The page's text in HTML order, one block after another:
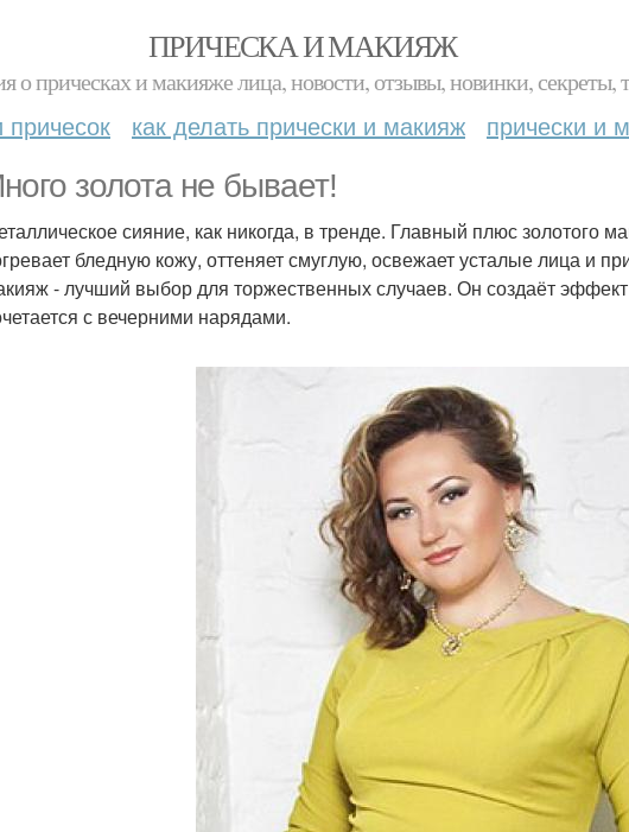
ПРИЧЕСКА И МАКИЯЖ
о прическах и макияже лица, новости, отзывы, новинки, секреты,
как делать прически и макияж прически и
золота не бывает!
сияние, как никогда, в тренде. Главный плюс золотого
бледную кожу, оттеняет смуглую, освежает усталые лица и
- лучший выбор для торжественных случаев. Он создаёт
с вечерними нарядами.